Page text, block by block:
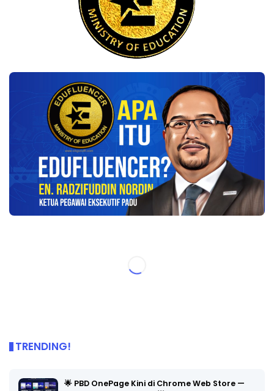
TRENDING!
🌟 PBD OnePage Kini di Chrome Web Store —